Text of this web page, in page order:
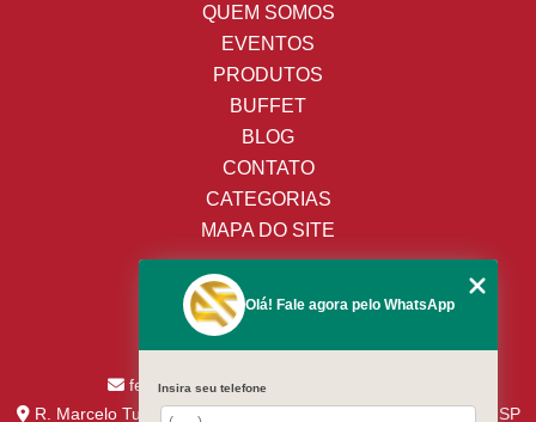
QUEM SOMOS
EVENTOS
PRODUTOS
BUFFET
BLOG
CONTATO
CATEGORIAS
MAPA DO SITE
(19) 3428-8443
(19) 99652-9009
(19) 99138-9153
fernandes.assaricelocacao@uol.com.br
R. Marcelo Tupinamba nº 244 - Jd. Santa CecíliaPiracicaba - SP
Olá! Fale agora pelo WhatsApp
Insira seu telefone